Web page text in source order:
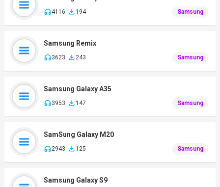
4116 194 Samsung
Samsung Remix
3623 243 Samsung
Samsung Galaxy A35
3953 147 Samsung
SamSung Galaxy M20
2943 125 Samsung
Samsung Galaxy S9